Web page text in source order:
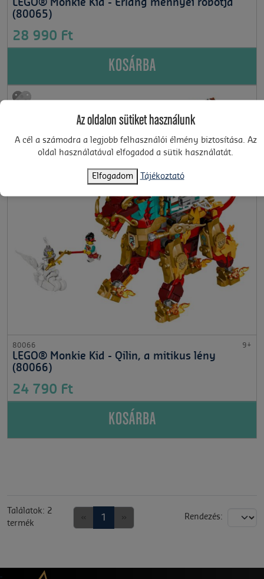
LEGO® Monkie Kid - Erlang mennyei robotja
(80065)
28 990 Ft
KOSÁRBA
80066 9+
LEGO® Monkie Kid - Qilin, a mitikus lény
(80066)
24 790 Ft
KOSÁRBA
Találatok: 2
termék
1 Rendezés:
Az oldalon sütiket használunk
A cél a számodra a legjobb felhasználói élmény biztosítása. Az
oldal használatával elfogadod a sütik használatát.
Elfogadom Tájékoztató